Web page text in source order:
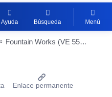
Ayuda Búsqueda Menú
Fountain Works (VE 5520) - Casa de Ancianos Rumelange
Portlet
Enlace permanente